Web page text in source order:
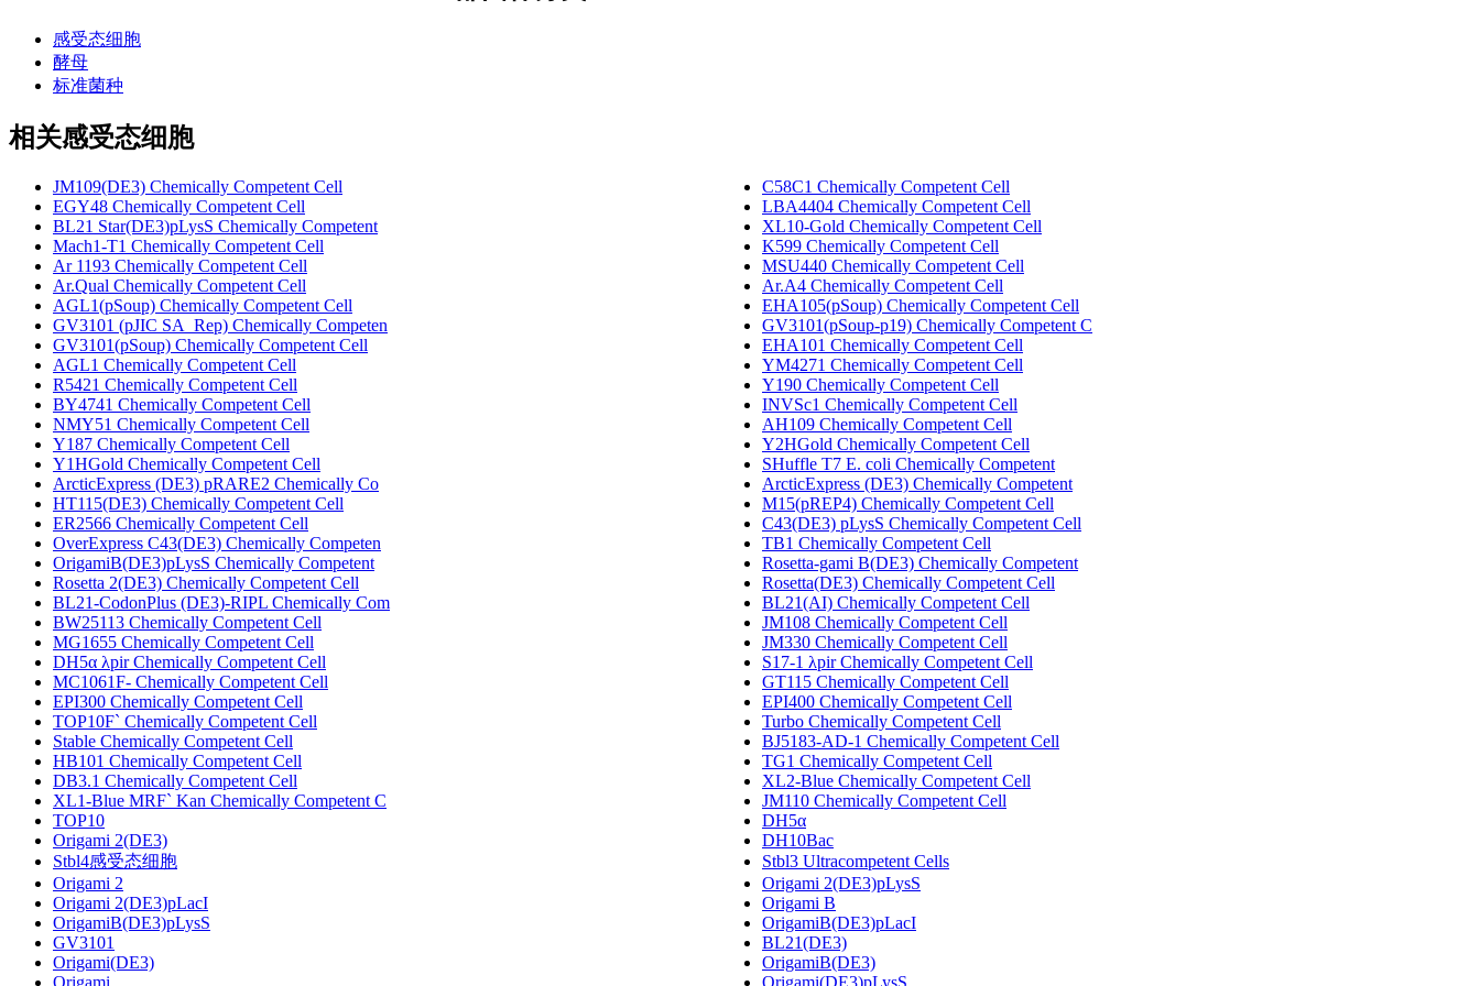
感受态细胞
酵母
标准菌种
相关感受态细胞
JM109(DE3) Chemically Competent Cell
C58C1 Chemically Competent Cell
EGY48 Chemically Competent Cell
LBA4404 Chemically Competent Cell
BL21 Star(DE3)pLysS Chemically Competent
XL10-Gold Chemically Competent Cell
Mach1-T1 Chemically Competent Cell
K599 Chemically Competent Cell
Ar 1193 Chemically Competent Cell
MSU440 Chemically Competent Cell
Ar.Qual Chemically Competent Cell
Ar.A4 Chemically Competent Cell
AGL1(pSoup) Chemically Competent Cell
EHA105(pSoup) Chemically Competent Cell
GV3101 (pJIC SA_Rep) Chemically Competen
GV3101(pSoup-p19) Chemically Competent C
GV3101(pSoup) Chemically Competent Cell
EHA101 Chemically Competent Cell
AGL1 Chemically Competent Cell
YM4271 Chemically Competent Cell
R5421 Chemically Competent Cell
Y190 Chemically Competent Cell
BY4741 Chemically Competent Cell
INVSc1 Chemically Competent Cell
NMY51 Chemically Competent Cell
AH109 Chemically Competent Cell
Y187 Chemically Competent Cell
Y2HGold Chemically Competent Cell
Y1HGold Chemically Competent Cell
SHuffle T7 E. coli Chemically Competent
ArcticExpress (DE3) pRARE2 Chemically Co
ArcticExpress (DE3) Chemically Competent
HT115(DE3) Chemically Competent Cell
M15(pREP4) Chemically Competent Cell
ER2566 Chemically Competent Cell
C43(DE3) pLysS Chemically Competent Cell
OverExpress C43(DE3) Chemically Competen
TB1 Chemically Competent Cell
OrigamiB(DE3)pLysS Chemically Competent
Rosetta-gami B(DE3) Chemically Competent
Rosetta 2(DE3) Chemically Competent Cell
Rosetta(DE3) Chemically Competent Cell
BL21-CodonPlus (DE3)-RIPL Chemically Com
BL21(AI) Chemically Competent Cell
BW25113 Chemically Competent Cell
JM108 Chemically Competent Cell
MG1655 Chemically Competent Cell
JM330 Chemically Competent Cell
DH5α λpir Chemically Competent Cell
S17-1 λpir Chemically Competent Cell
MC1061F- Chemically Competent Cell
GT115 Chemically Competent Cell
EPI300 Chemically Competent Cell
EPI400 Chemically Competent Cell
TOP10F` Chemically Competent Cell
Turbo Chemically Competent Cell
Stable Chemically Competent Cell
BJ5183-AD-1 Chemically Competent Cell
HB101 Chemically Competent Cell
TG1 Chemically Competent Cell
DB3.1 Chemically Competent Cell
XL2-Blue Chemically Competent Cell
XL1-Blue MRF` Kan Chemically Competent C
JM110 Chemically Competent Cell
TOP10
DH5α
Origami 2(DE3)
DH10Bac
Stbl4感受态细胞
Stbl3 Ultracompetent Cells
Origami 2
Origami 2(DE3)pLysS
Origami 2(DE3)pLacI
Origami B
OrigamiB(DE3)pLysS
OrigamiB(DE3)pLacI
GV3101
BL21(DE3)
Origami(DE3)
OrigamiB(DE3)
Origami
Origami(DE3)pLysS